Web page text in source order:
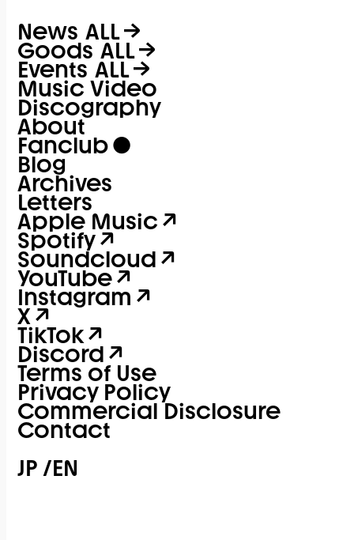
News ALL
Goods ALL
Events ALL
Music Video
Discography
About
Fanclub
Blog
Archives
Letters
Apple Music
Spotify
Soundcloud
YouTube
Instagram
X
TikTok
Discord
Terms of Use
Privacy Policy
Commercial Disclosure
Contact
JP /EN